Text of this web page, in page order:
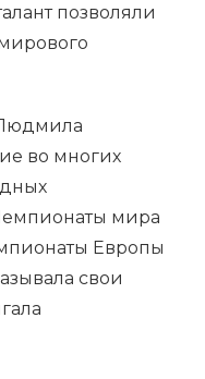
позволяли
во многих
мира
Европы
свои